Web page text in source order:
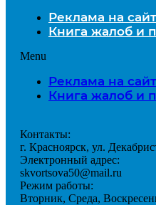
Реклама на
Книга жалоб и
Menu
Реклама на
Книга жалоб и
Контакты:
г. Красноярск, ул.
Электронный адрес:
skvortsova50@mail.ru
Режим работы:
Вторник, Среда,